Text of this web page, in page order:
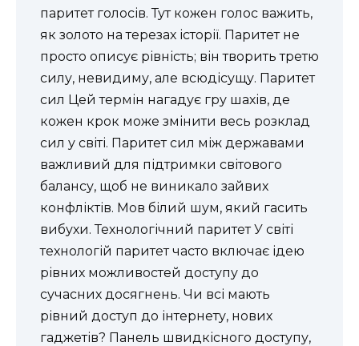
паритет голосів. Тут кожен голос важить,
як золото на терезах історії. Паритет не
просто описує рівність; він творить третю
силу, невидиму, але всюдісущу. Паритет
сил Цей термін нагадує гру шахів, де
кожен крок може змінити весь розклад
сил у світі. Паритет сил між державами
важливий для підтримки світового
балансу, щоб не виникало зайвих
конфліктів. Мов білий шум, який гасить
вибухи. Технологічний паритет У світі
технологій паритет часто включає ідею
рівних можливостей доступу до
сучасних досягнень. Чи всі мають
рівний доступ до інтернету, нових
гаджетів? Панель швидкісного доступу,